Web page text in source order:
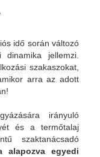
idő során változó
jellemzi.
szakaszokat,
arra az adott
irányuló
és a termőtalaj
szaktanácsadó
alapozva egyedi